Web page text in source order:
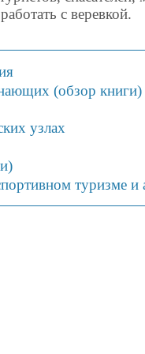
с веревкой.
(обзор книги)
узлах
туризме и